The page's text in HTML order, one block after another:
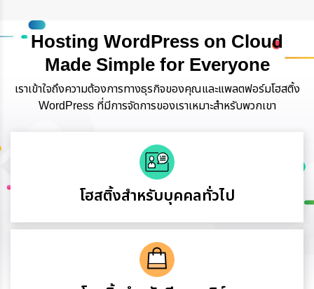
Hosting WordPress on Cloud
Made Simple for Everyone
เราเข้าใจถึงความต้องการทางธุรกิจของคุณและแพลตฟอร์มโฮสติ้ง
WordPress ที่มีการจัดการของเราเหมาะสำหรับพวกเขา
โฮสติ้งสำหรับบุคคลทั่วไป